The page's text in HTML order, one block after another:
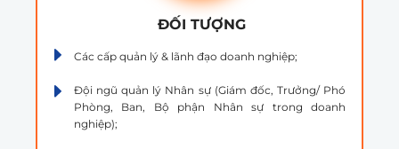
ĐỐI TƯỢNG
Các cấp quản lý & lãnh đạo doanh nghiệp;
Đội ngũ quản lý Nhân sự (Giám đốc, Trưởng/ Phó
Phòng, Ban, Bộ phận Nhân sự trong doanh
nghiệp);